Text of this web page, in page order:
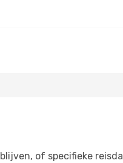
of specifieke